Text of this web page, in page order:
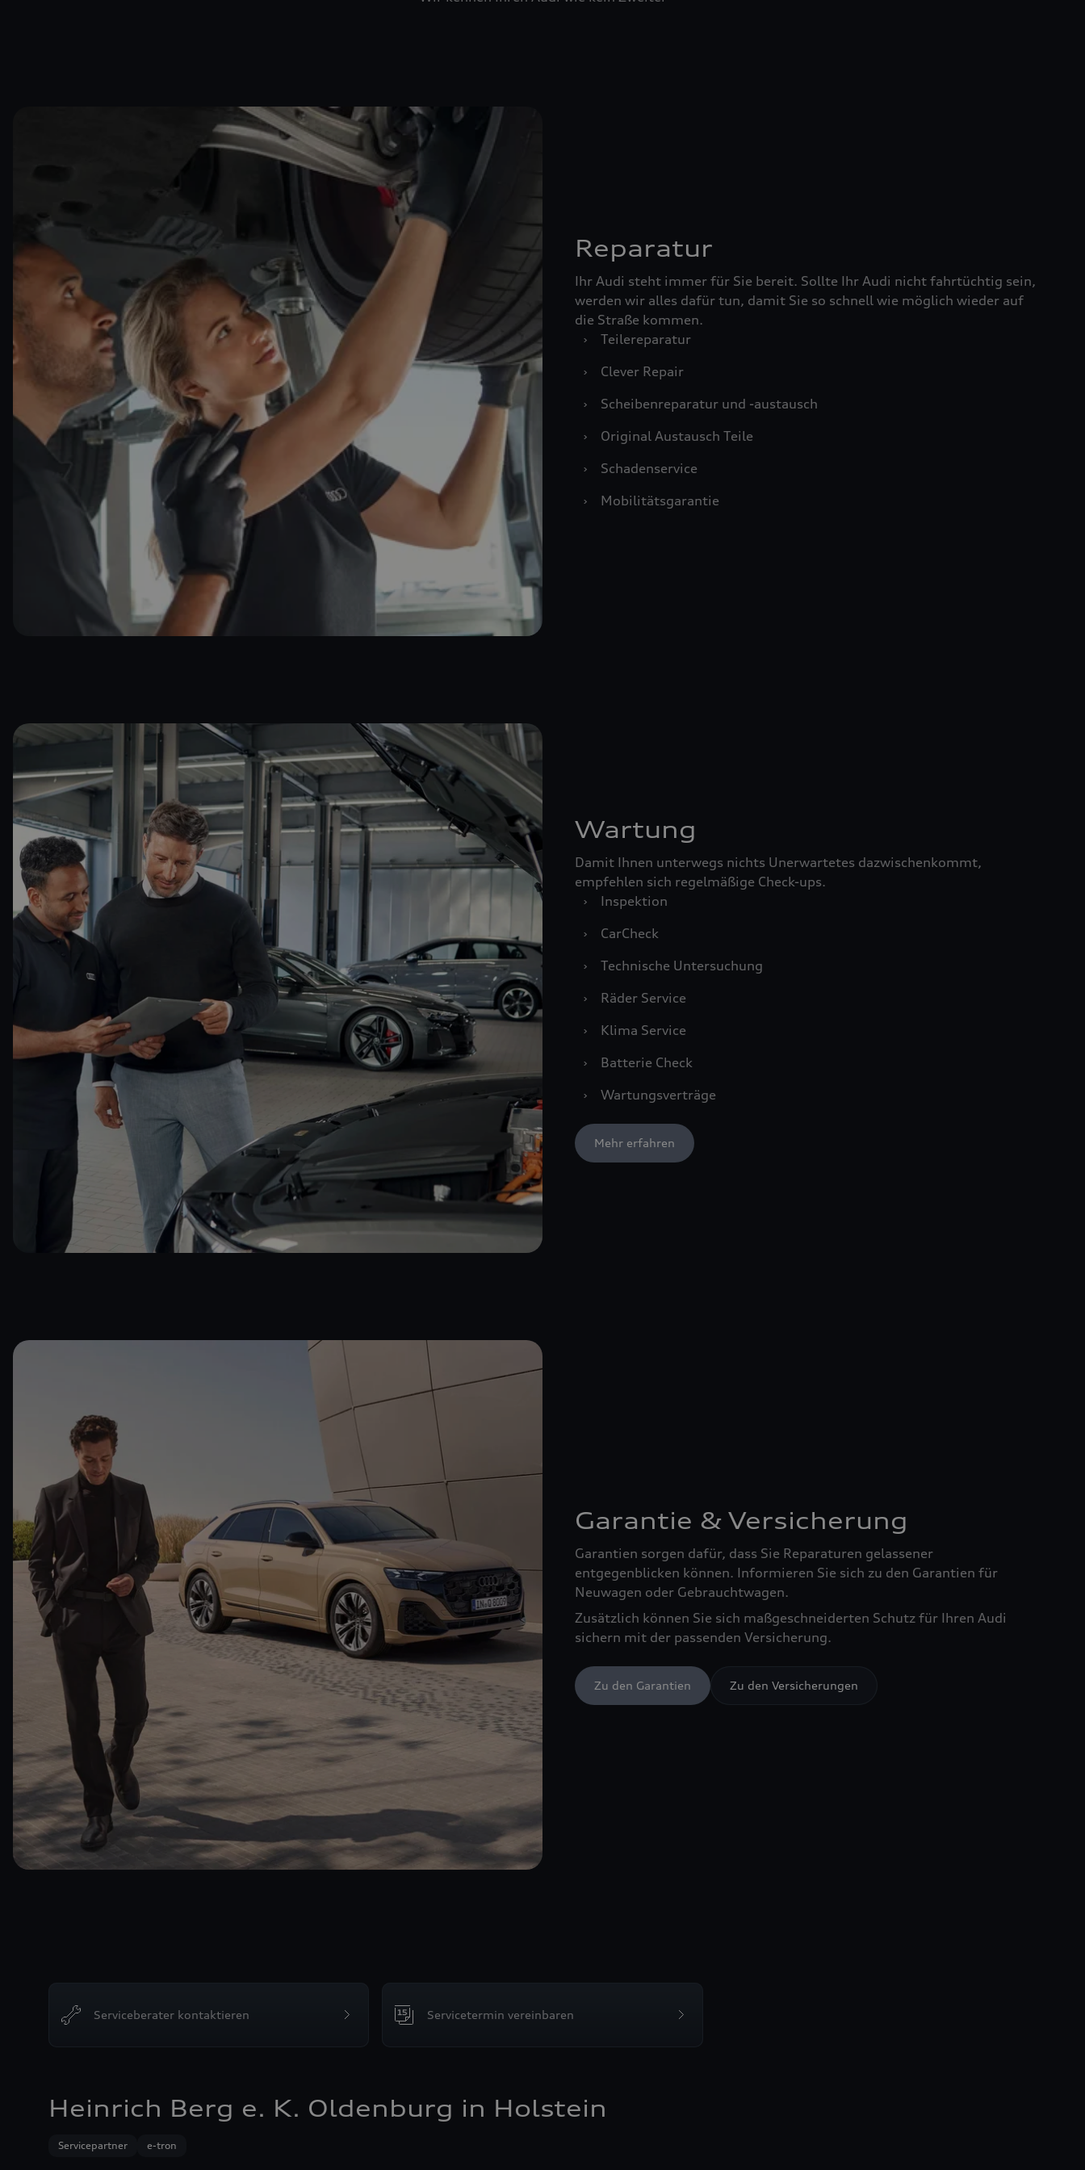
Reparatur
Ihr Audi steht immer für Sie bereit. Sollte Ihr Audi nicht fahrtüchtig sein,
werden wir alles dafür tun, damit Sie so schnell wie möglich wieder auf
die Straße kommen.
›
Teilereparatur
›
Clever Repair
›
Scheibenreparatur und -austausch
›
Original Austausch Teile
›
Schadenservice
›
Mobilitätsgarantie
Wartung
Damit Ihnen unterwegs nichts Unerwartetes dazwischenkommt,
empfehlen sich regelmäßige Check-ups.
›
Inspektion
›
CarCheck
›
Technische Untersuchung
›
Räder Service
›
Klima Service
›
Batterie Check
›
Wartungsverträge
Mehr erfahren
Garantie & Versicherung
Garantien sorgen dafür, dass Sie Reparaturen gelassener
entgegenblicken können. Informieren Sie sich zu den Garantien für
Neuwagen oder Gebrauchtwagen.
Zusätzlich können Sie sich maßgeschneiderten Schutz für Ihren Audi
sichern mit der passenden Versicherung.
Zu den Garantien Zu den Versicherungen
Serviceberater kontaktieren Servicetermin vereinbaren
Heinrich Berg e. K. Oldenburg in Holstein
Servicepartner e-tron